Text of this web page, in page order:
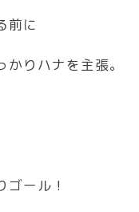
前に
りハナを主張。
ール！